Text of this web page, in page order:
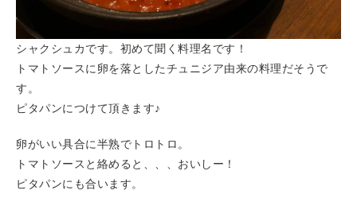
シャクシュカです。初めて聞く料理名です！
トマトソースに卵を落としたチュニジア由来の料理だそうで
す。
ピタパンにつけて頂きます♪
卵がいい具合に半熟でトロトロ。
トマトソースと絡めると、、、おいしー！
ピタパンにも合います。